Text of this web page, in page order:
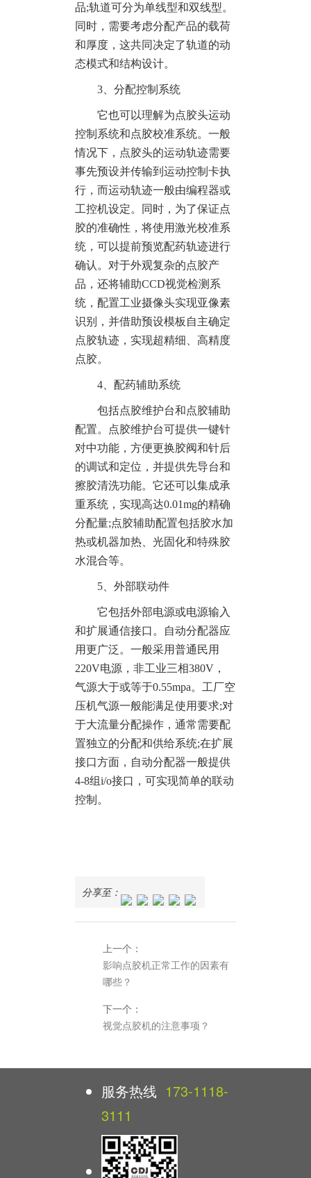
品;轨道可分为单线型和双线型。
同时，需要考虑分配产品的载荷
和厚度，这共同决定了轨道的动
态模式和结构设计。
3、分配控制系统
它也可以理解为点胶头运动
控制系统和点胶校准系统。一般
情况下，点胶头的运动轨迹需要
事先预设并传输到运动控制卡执
行，而运动轨迹一般由编程器或
工控机设定。同时，为了保证点
胶的准确性，将使用激光校准系
统，可以提前预览配药轨迹进行
确认。对于外观复杂的点胶产
品，还将辅助CCD视觉检测系
统，配置工业摄像头实现亚像素
识别，并借助预设模板自主确定
点胶轨迹，实现超精细、高精度
点胶。
4、配药辅助系统
包括点胶维护台和点胶辅助
配置。点胶维护台可提供一键针
对中功能，方便更换胶阀和针后
的调试和定位，并提供先导台和
擦胶清洗功能。它还可以集成承
重系统，实现高达0.01mg的精确
分配量;点胶辅助配置包括胶水加
热或机器加热、光固化和特殊胶
水混合等。
5、外部联动件
它包括外部电源或电源输入
和扩展通信接口。自动分配器应
用更广泛。一般采用普通民用
220V电源，非工业三相380V，
气源大于或等于0.55mpa。工厂空
压机气源一般能满足使用要求;对
于大流量分配操作，通常需要配
置独立的分配和供给系统;在扩展
接口方面，自动分配器一般提供
4-8组i/o接口，可实现简单的联动
控制。
分享至：
上一个：
影响点胶机正常工作的因素有
哪些？
下一个：
视觉点胶机的注意事项？
服务热线 173-1118-
3111